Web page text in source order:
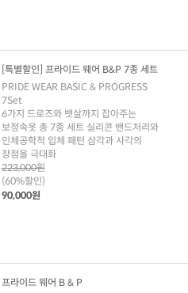
[특별할인] 프라이드 웨어 B&P 7종 세트
PRIDE WEAR BASIC & PROGRESS
7Set
6가지 드로즈와 뱃살까지 잡아주는
보정속옷 총 7종 세트 실리콘 밴드처리와
인체공학적 입체 패턴 삼각과 사각의
장점을 극대화
223,000원
(60%할인)
90,000원
프라이드 웨어 B & P